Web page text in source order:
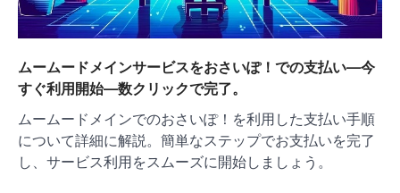
ムームードメインサービスをおさいぽ！での支払い—今
すぐ利用開始—数クリックで完了。
ムームードメインでのおさいぽ！を利用した支払い手順
について詳細に解説。簡単なステップでお支払いを完了
し、サービス利用をスムーズに開始しましょう。